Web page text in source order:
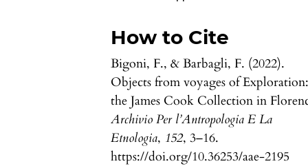
How to Cite
Bigoni, F., & Barbagli, F. (2022).
Objects from voyages of Exploration:
the James Cook Collection in
Archivio Per l’Antropologia E La
Etnologia, 152, 3–16.
https://doi.org/10.36253/aae-2195